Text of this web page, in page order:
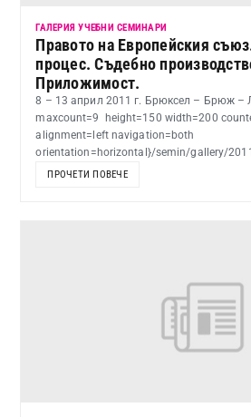
ГАЛЕРИЯ УЧЕБНИ СЕМИНАРИ
Правото на Европейския
процес. Съдебно
Приложимост.
8 – 13 април 2011 г. Брюксел – Брюж –
maxcount=9 height=150 width=200
alignment=left navigation=both
orientation=horizontal}/semin/gallery/
ПРОЧЕТИ ПОВЕЧЕ